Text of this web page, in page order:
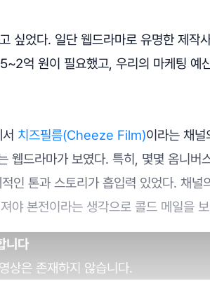
싶었다. 일단 웹드라마로 유명한 제작
억 원이 필요했고, 우리의 마케팅 예
치즈필름(Cheeze Film)이라는 채
웹드라마가 보였다. 특히, 몇몇 옴니버
톤과 스토리가 흡입력 있었다. 채널
야 본전이라는 생각으로 콜드 메일을
니다
상은 존재하지 않습니다.